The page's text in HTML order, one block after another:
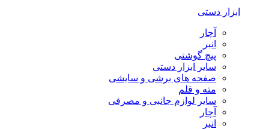
ابزار دستی
آچار
انبر
پیچ گوشتی
سایر ابزار دستی
صفحه های برشی و سایشی
مته و قلم
سایر لوازم جانبی و مصرفی
آچار
انبر